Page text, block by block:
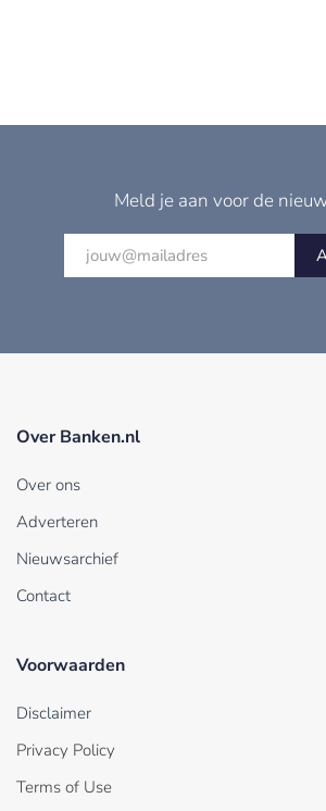
Meld je aan voor de
Over Banken.nl
Over ons
Adverteren
Nieuwsarchief
Contact
Voorwaarden
Disclaimer
Privacy Policy
Terms of Use